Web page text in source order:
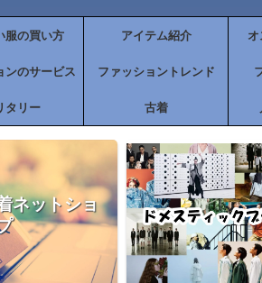
服の買い方 アイテム紹介
ンのサービス ファッショントレンド
タリー 古着
ネットショ